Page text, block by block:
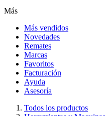
Más
Más vendidos
Novedades
Remates
Marcas
Favoritos
Facturación
Ayuda
Asesoría
Todos los productos